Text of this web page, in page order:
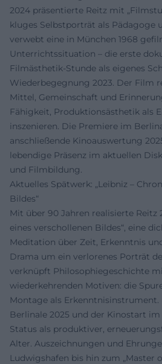
2024 präsentierte Reitz mit
kluges Selbstporträt als Pädagoge
verwebt eine in München 1968
Unterrichtssituation – die erste
Filmästhetik-Stunde als eigenes
Wiederbegegnung 2023. Der Film
Mittel, Gemeinschaft und
Fähigkeit, Produktionsästhetik als
inszenieren. Die Premiere im
anschließende Kinoauswertung
lebendige Präsenz im aktuellen
und Filmbildung.
Aktuelles Spätwerk: „Leibniz –
Bildes“
Mit über 90 Jahren realisierte Reitz
eines verschollenen Bildes“, eine
Meditation über Zeit, Erkenntnis
Drama um ein verlorenes Porträt
verknüpft Philosophiegeschichte
wiederkehrenden Motiven: die
Montage als Erkenntnisinstrument.
Berlinale 2025 und der Kinostart
Status als produktiver,
Alter. Auszeichnungen und
Ludwigshafen bis hin zum „Master